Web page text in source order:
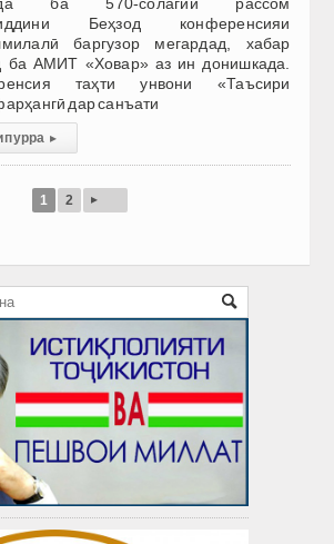
Беҳзод конференсияи
баргузор мегардад, хабар
ба АМИТ «Ховар» аз ин донишкада.
таҳти унвони «Таъсири
дар санъати
пурра ▸
1 2 ▸